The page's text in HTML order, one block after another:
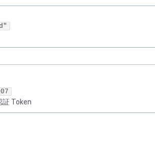
証 Token